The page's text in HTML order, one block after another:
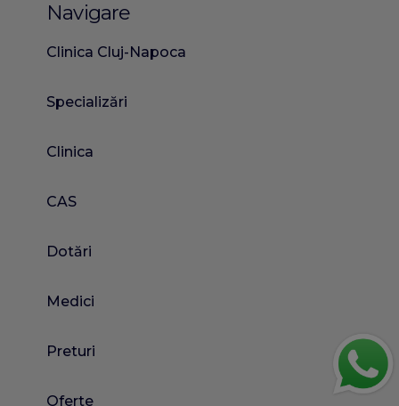
Navigare
Clinica Cluj-Napoca
Specializări
Clinica
CAS
Dotări
Medici
Preturi
Oferte